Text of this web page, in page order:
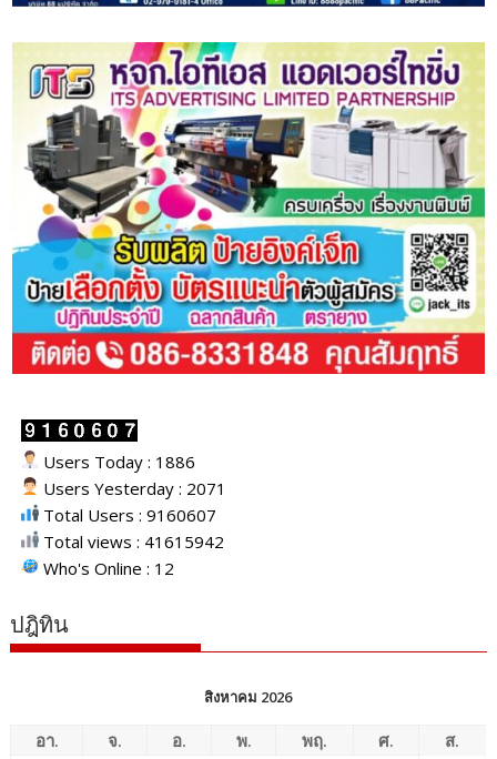
Users Today : 1886
Users Yesterday : 2071
Total Users : 9160607
Total views : 41615942
Who's Online : 12
ปฎิทิน
สิงหาคม 2026
อา. จ. อ. พ. พฤ. ศ.
ส.